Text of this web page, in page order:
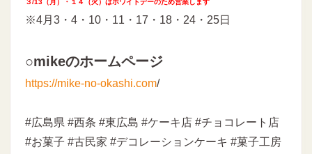
３/13（月）・１４（火）はホワイトデーのため営業します
※4月3・4・10・11・17・18・24・25日
○mikeのホームページ
https://mike-no-okashi.com/
#広島県 #西条 #東広島 #ケーキ店 #チョコレート店
#お菓子 #古民家 #デコレーションケーキ #菓子工房